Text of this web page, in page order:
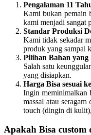
Pengalaman 11
Kami bukan pemain
kami menjadi sangat
Standar Produksi
Kami tidak sekadar
produk yang sampai
Pilihan Bahan yang
Salah satu
yang disiapkan.
Harga Bisa sesuai
Ingin meminimalkan
massal atau
touch (dingin di
Apakah Bisa custom